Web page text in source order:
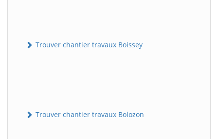
Trouver chantier travaux Boissey
Trouver chantier travaux Bolozon